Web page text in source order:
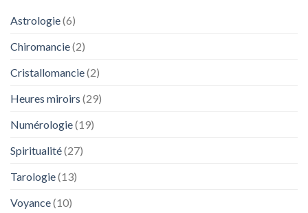
Astrologie(6)
Chiromancie(2)
Cristallomancie(2)
Heures miroirs (29)
Numérologie(19)
Spiritualité(27)
Tarologie(13)
Voyance(10)